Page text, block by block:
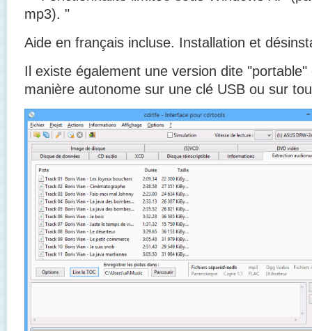
mp3). "
Aide en français incluse. Installation et
Il existe également une version dite
manière autonome sur une clé USB ou sur